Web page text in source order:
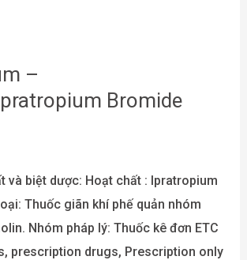
–
Bromide
và biệt dược: Hoạt chất : Ipratropium
Thuốc giãn khí phế quản nhóm
Nhóm pháp lý: Thuốc kê đơn ETC
prescription drugs, Prescription only